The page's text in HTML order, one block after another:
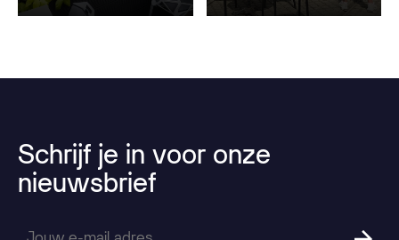
Schrijf je in voor onze
nieuwsbrief